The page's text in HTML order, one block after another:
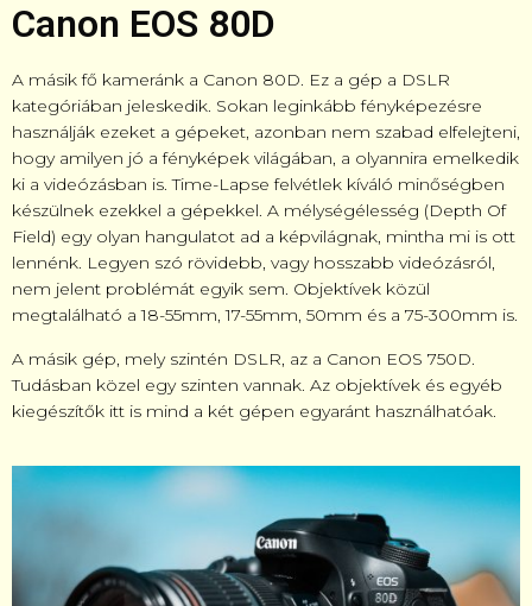
Canon EOS 80D
A másik fő kameránk a Canon 80D. Ez a gép a DSLR
kategóriában jeleskedik. Sokan leginkább fényképezésre
használják ezeket a gépeket, azonban nem szabad elfelejteni,
hogy amilyen jó a fényképek világában, a olyannira emelkedik
ki a videózásban is. Time-Lapse felvétlek kíváló minőségben
készülnek ezekkel a gépekkel. A mélységélesség (Depth Of
Field) egy olyan hangulatot ad a képvilágnak, mintha mi is ott
lennénk. Legyen szó rövidebb, vagy hosszabb videózásról,
nem jelent problémát egyik sem. Objektívek közül
megtalálható a 18-55mm, 17-55mm, 50mm és a 75-300mm is.
A másik gép, mely szintén DSLR, az a Canon EOS 750D.
Tudásban közel egy szinten vannak. Az objektívek és egyéb
kiegészítők itt is mind a két gépen egyaránt használhatóak.